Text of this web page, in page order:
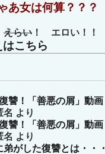
あ女は何算？？？
えらい ！ エロい！！
こちら
讐！「善悪の屑」動画
名 より
讐！「善悪の屑」動画
名 より
がした復讐とは・・・